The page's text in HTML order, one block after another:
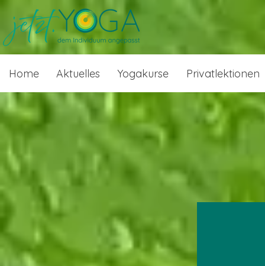
Home Aktuelles Yogakurse Privatlektionen